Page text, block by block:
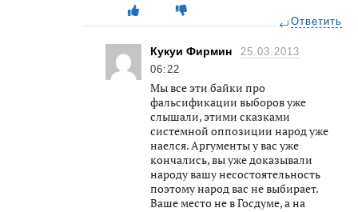
Ответить
Кукуи Фирмин
25.03.2013
06:22
Мы все эти байки про
фальсификации выборов уже
слышали, этими сказками
системной оппозиции народ уже
наелся. Аргументы у вас уже
кончались, вы уже доказывали
народу вашу несостоятельность
поэтому народ вас не выбирает.
Ваше место не в Госдуме, а на